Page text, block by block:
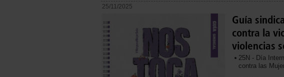
25/11/2025
Guía
contra la
violencias
25N - Día
contra las